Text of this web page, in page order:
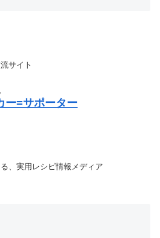
サイト
ー=サポーター
、実用レシピ情報メディア